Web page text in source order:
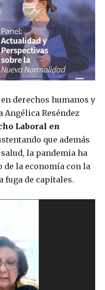
derechos humanos y
Angélica Reséndez
Laboral en
que además
la pandemia ha
de la economía con la
fuga de capitales.